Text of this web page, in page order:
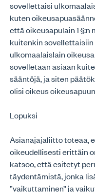
sovellettaisi
kuten
että oikeusapulain 1 §:n
kuitenkin
ulkomaalaislain
sovelletaan asiaan
sääntöjä, ja siten
olisi oikeus
Lopuksi
Asianajajaliitto toteaa,
oikeudellisesti erittäin
katsoo, että esitetyt
täydentämistä, jonka
”vaikuttaminen” ja